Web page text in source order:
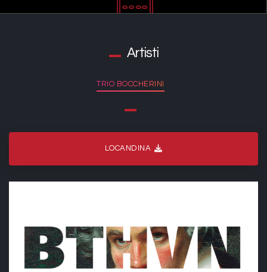
Artisti
TRIO BOCCHERINI
LOCANDINA